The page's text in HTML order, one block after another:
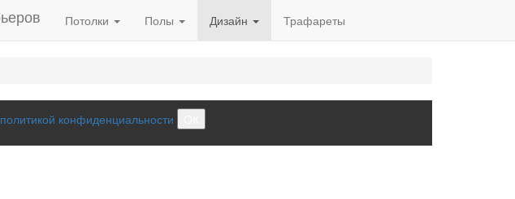
Потолки Полы Дизайн Трафареты
политикой конфиденциальности